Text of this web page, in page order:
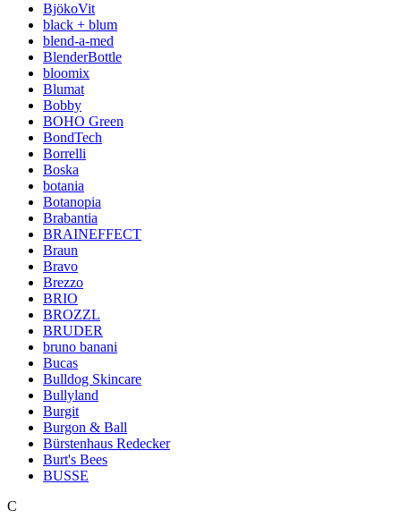
BjökoVit
black + blum
blend-a-med
BlenderBottle
bloomix
Blumat
Bobby
BOHO Green
BondTech
Borrelli
Boska
botania
Botanopia
Brabantia
BRAINEFFECT
Braun
Bravo
Brezzo
BRIO
BROZZL
BRUDER
bruno banani
Bucas
Bulldog Skincare
Bullyland
Burgit
Burgon & Ball
Bürstenhaus Redecker
Burt's Bees
BUSSE
C